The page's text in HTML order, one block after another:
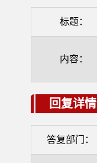
标题：
内容：
回复详情
答复部门：